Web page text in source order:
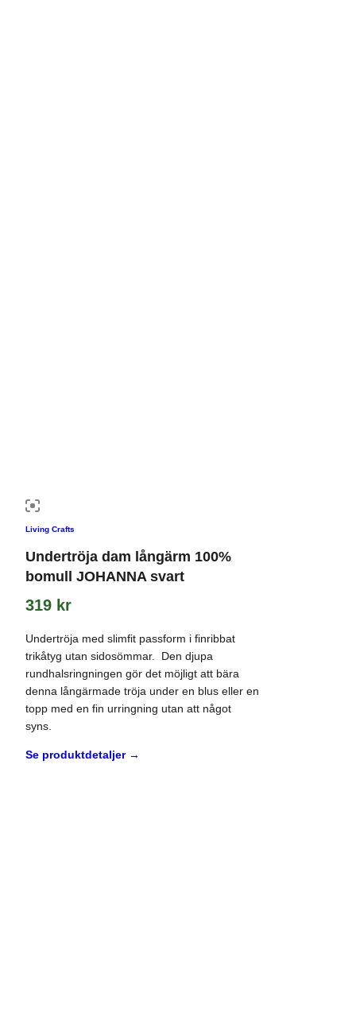
Living Crafts
Undertröja dam långärm 100%
bomull JOHANNA svart
319 kr
Undertröja med slimfit passform i finribbat
trikåtyg utan sidosömmar. Den djupa
rundhalsringningen gör det möjligt att bära
denna långärmade tröja under en blus eller en
topp med en fin urringning utan att något
syns.
Se produktdetaljer →